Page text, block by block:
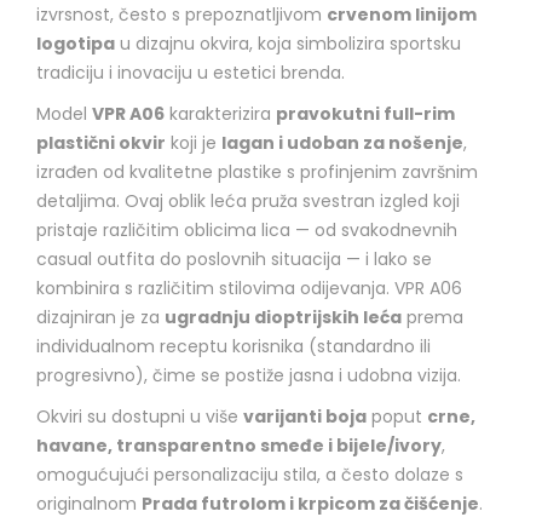
izvrsnost, često s prepoznatljivom crvenom linijom
logotipa u dizajnu okvira, koja simbolizira sportsku
tradiciju i inovaciju u estetici brenda.
Model VPR A06 karakterizira pravokutni full-rim
plastični okvir koji je lagan i udoban za nošenje,
izrađen od kvalitetne plastike s profinjenim završnim
detaljima. Ovaj oblik leća pruža svestran izgled koji
pristaje različitim oblicima lica — od svakodnevnih
casual outfita do poslovnih situacija — i lako se
kombinira s različitim stilovima odijevanja. VPR A06
dizajniran je za ugradnju dioptrijskih leća prema
individualnom receptu korisnika (standardno ili
progresivno), čime se postiže jasna i udobna vizija.
Okviri su dostupni u više varijanti boja poput crne,
havane, transparentno smeđe i bijele/ivory,
omogućujući personalizaciju stila, a često dolaze s
originalnom Prada futrolom i krpicom za čišćenje.